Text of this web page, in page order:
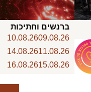
ברנשים וחתיכות
09.08.26
10.08.26
11.08.26
14.08.26
15.08.26
16.08.26